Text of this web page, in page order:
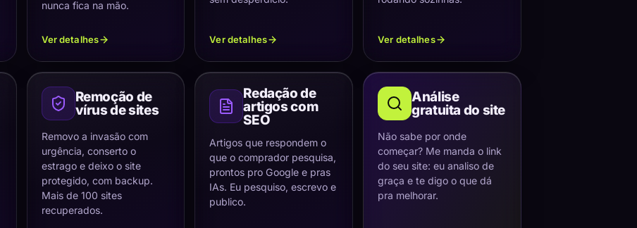
nunca fica na mão.
Ver detalhes Ver detalhes Ver detalhes
Remoção de
vírus de sites
Removo a invasão com
urgência, conserto o
estrago e deixo o site
protegido, com backup.
Mais de 100 sites
recuperados.
Redação de
artigos com
SEO
Artigos que respondem o
que o comprador pesquisa,
prontos pro Google e pras
IAs. Eu pesquiso, escrevo e
publico.
Análise
gratuita do site
Não sabe por onde
começar? Me manda o link
do seu site: eu analiso de
graça e te digo o que dá
pra melhorar.